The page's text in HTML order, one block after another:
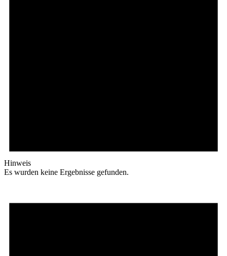
Hinweis
Es wurden keine Ergebnisse gefunden.